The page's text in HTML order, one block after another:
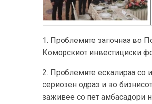
1. Проблемите започнаа во
Коморскиот инвестициски
2. Проблемите ескалираа со
сериозен одраз и во
заживее со пет амбасадори